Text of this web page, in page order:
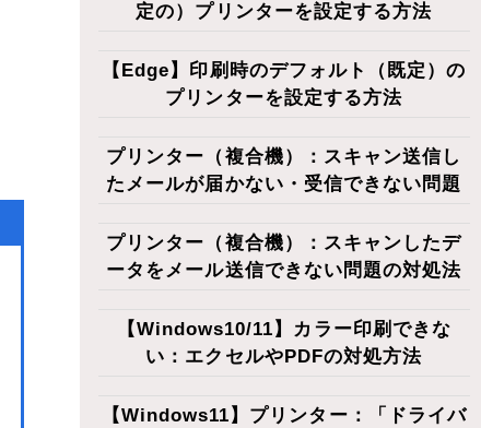
定の）プリンターを設定する方法
【Edge】印刷時のデフォルト（既定）の
プリンターを設定する方法
プリンター（複合機）：スキャン送信し
たメールが届かない・受信できない問題
プリンター（複合機）：スキャンしたデ
ータをメール送信できない問題の対処法
【Windows10/11】カラー印刷できな
い：エクセルやPDFの対処方法
【Windows11】プリンター：「ドライバ